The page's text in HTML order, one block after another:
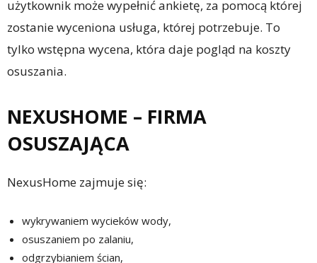
użytkownik może wypełnić ankietę, za pomocą której
zostanie wyceniona usługa, której potrzebuje. To
tylko wstępna wycena, która daje pogląd na koszty
osuszania.
NEXUSHOME – FIRMA
OSUSZAJĄCA
NexusHome zajmuje się:
wykrywaniem wycieków wody,
osuszaniem po zalaniu,
odgrzybianiem ścian,